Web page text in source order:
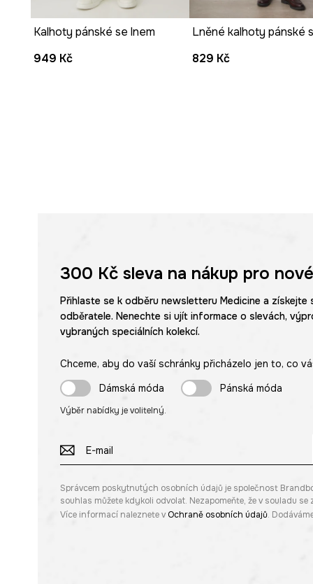
atraktivitu.
Kalhoty pánské se lnem
949 Kč
829 Kč
300 Kčsleva na nákup pro
Přihlaste se k odběru newsletteru Medicine a získejte
odběratele. Nenechte si ujít informace o slevách,
vybraných speciálních kolekcí.
Chceme, aby do vaší schránky přicházelo jen to, co
Dámská móda
Pánská móda
Výběr nabídky je volitelný.
Správcem poskytnutých osobních údajů je společnost
souhlas můžete kdykoli odvolat. Nezapomeňte, že v souladu
Více informací naleznete v Ochraně osobních údajů.